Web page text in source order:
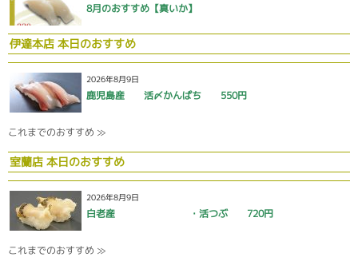
8月のおすすめ【真いか】
伊達本店 本日のおすすめ
2026年8月9日
鹿児島産 活〆かんぱち 550円
これまでのおすすめ ≫
室蘭店 本日のおすすめ
2026年8月9日
白老産 ・活つぶ 720円
これまでのおすすめ ≫